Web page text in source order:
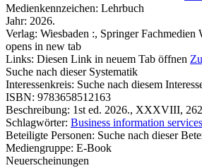
Medienkennzeichen: Lehrbuch
Jahr: 2026.
Verlag: Wiesbaden :, Springer Fachmedien
opens in new tab
Links: Diesen Link in neuem Tab öffnen
Suche nach dieser Systematik
Interessenkreis: Suche nach diesem
ISBN: 9783658512163
Beschreibung: 1st ed. 2026., XXXVIII,
Schlagwörter: Business information
Beteiligte Personen: Suche nach dieser
Mediengruppe: E-Book
Neuerscheinungen